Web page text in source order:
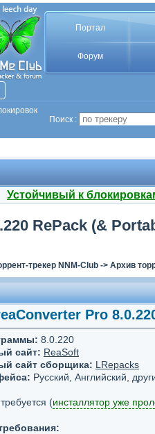
Портал
Форум
Поиск :
Устойчивый к
RePack (&
трекер NNM-Club -> Архив
Pro
8.0.220
сайт: ReaSoft
сайт сборщика: LRepacks
Русский, Английский,
(инсталлятор уже